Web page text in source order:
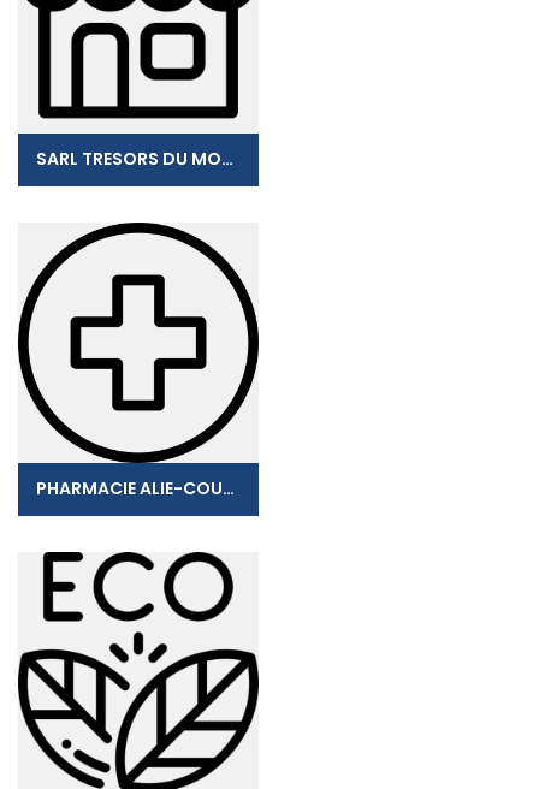
SARL TRESORS DU MONDE
PHARMACIE ALIE-COUDAIR